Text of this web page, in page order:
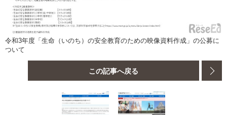
令和3年度「生命（いのち）の安全教育のための映像資料作成」の公募に
ついて
この記事へ戻る